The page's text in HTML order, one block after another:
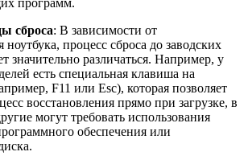
сброса: В зависимости от
ноутбука, процесс сброса до заводских
значительно различаться. Например, у
есть специальная клавиша на
F11 или Esc), которая позволяет
восстановления прямо при загрузке, в
могут требовать использования
обеспечения или